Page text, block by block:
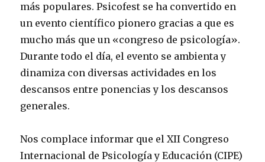
más populares. Psicofest se ha convertido en
un evento científico pionero gracias a que es
mucho más que un «congreso de psicología».
Durante todo el día, el evento se ambienta y
dinamiza con diversas actividades en los
descansos entre ponencias y los descansos
generales.
Nos complace informar que el XII Congreso
Internacional de Psicología y Educación (CIPE)